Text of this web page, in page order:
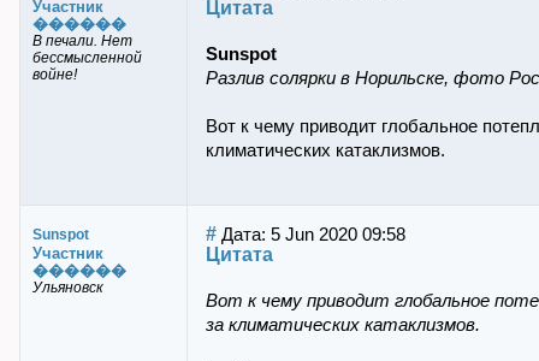
Участник
������
В печали. Нет
бессмысленной
войне!
Цитата
Sunspot
Разлив солярки в Норильске, фото
Вот к чему приводит глобальное
климатических катаклизмов.
Sunspot
Участник
������
Ульяновск
# Дата: 5 Jun 2020 09:58
Цитата
Вот к чему приводит глобальное
за климатических катаклизмов.